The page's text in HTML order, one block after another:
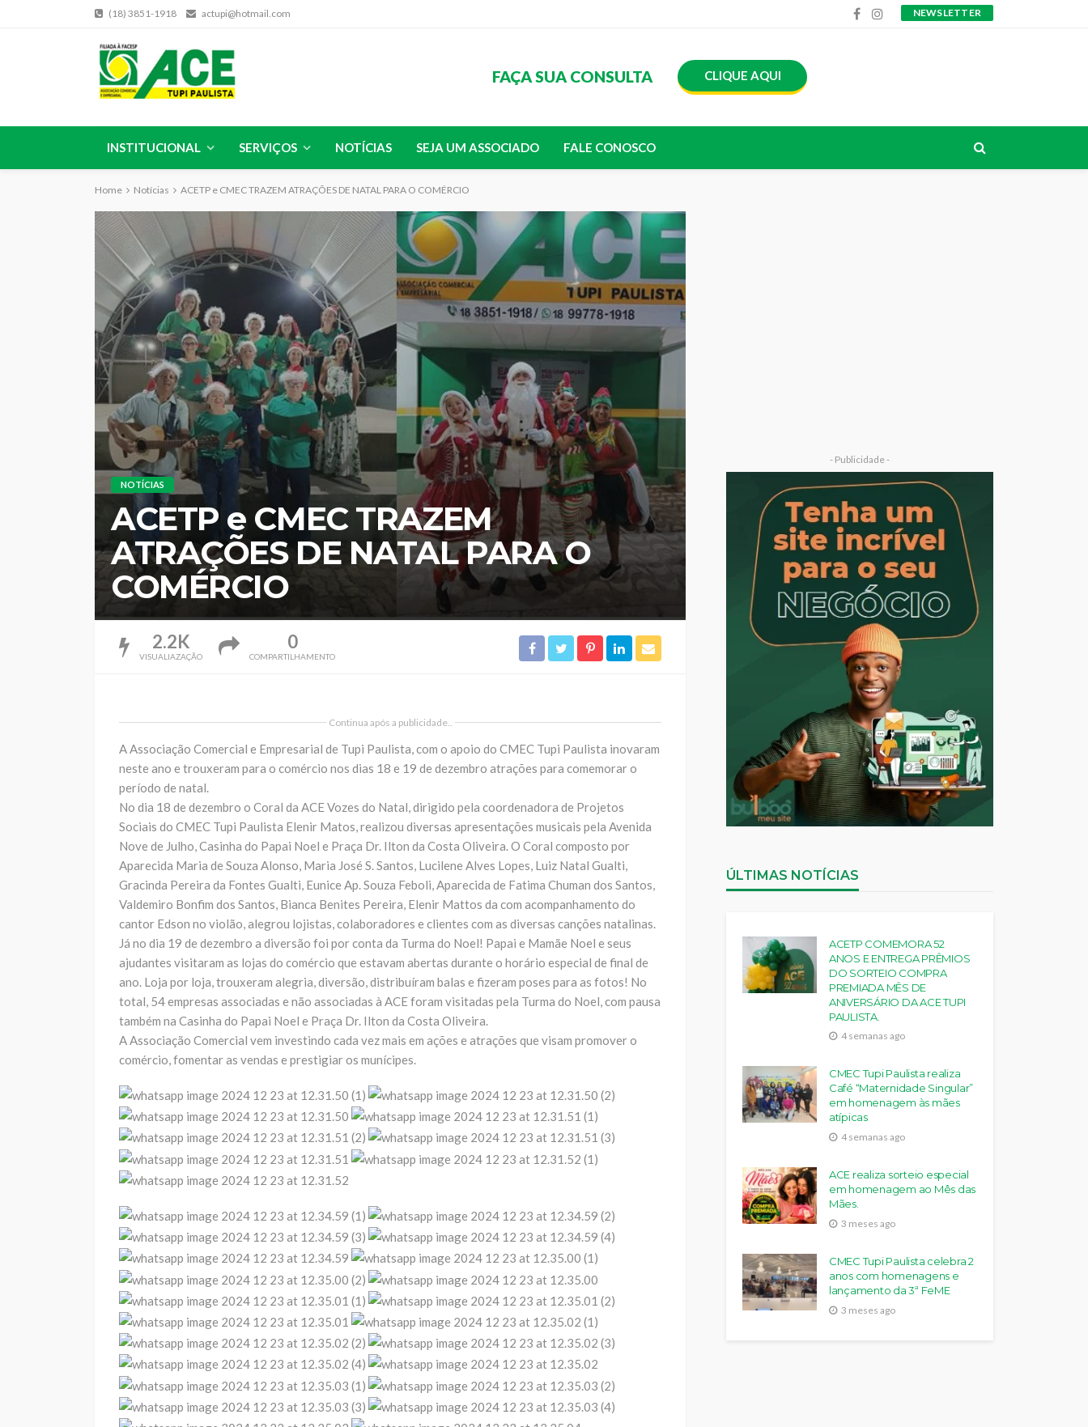
(18) 3851-1918 actupi@hotmail.com NEWSLETTER
FAÇA SUA CONSULTA CLIQUE AQUI
INSTITUCIONAL SERVIÇOS NOTÍCIAS SEJA UM ASSOCIADO FALE CONOSCO
Home Notícias ACETP e CMEC TRAZEM ATRAÇÕES DE NATAL PARA O COMÉRCIO
NOTÍCIAS
ACETP e CMEC TRAZEM
ATRAÇÕES DE NATAL PARA O
COMÉRCIO
2.2K
VISUALIAZAÇÃO
0
COMPARTILHAMENTO
Continua após a publicidade..
A Associação Comercial e Empresarial de Tupi Paulista, com o apoio do CMEC Tupi Paulista inovaram
neste ano e trouxeram para o comércio nos dias 18 e 19 de dezembro atrações para comemorar o
período de natal.
No dia 18 de dezembro o Coral da ACE Vozes do Natal, dirigido pela coordenadora de Projetos
Sociais do CMEC Tupi Paulista Elenir Matos, realizou diversas apresentações musicais pela Avenida
Nove de Julho, Casinha do Papai Noel e Praça Dr. Ilton da Costa Oliveira. O Coral composto por
Aparecida Maria de Souza Alonso, Maria José S. Santos, Lucilene Alves Lopes, Luiz Natal Gualti,
Gracinda Pereira da Fontes Gualti, Eunice Ap. Souza Feboli, Aparecida de Fatima Chuman dos Santos,
Valdemiro Bonfim dos Santos, Bianca Benites Pereira, Elenir Mattos da com acompanhamento do
cantor Edson no violão, alegrou lojistas, colaboradores e clientes com as diversas canções natalinas.
Já no dia 19 de dezembro a diversão foi por conta da Turma do Noel! Papai e Mamãe Noel e seus
ajudantes visitaram as lojas do comércio que estavam abertas durante o horário especial de final de
ano. Loja por loja, trouxeram alegria, diversão, distribuíram balas e fizeram poses para as fotos! No
total, 54 empresas associadas e não associadas à ACE foram visitadas pela Turma do Noel, com pausa
também na Casinha do Papai Noel e Praça Dr. Ilton da Costa Oliveira.
A Associação Comercial vem investindo cada vez mais em ações e atrações que visam promover o
comércio, fomentar as vendas e prestigiar os munícipes.
- Publicidade -
ÚLTIMAS NOTÍCIAS
ACETP COMEMORA 52
ANOS E ENTREGA PRÊMIOS
DO SORTEIO COMPRA
PREMIADA MÊS DE
ANIVERSÁRIO DA ACE TUPI
PAULISTA.
4 semanas ago
CMEC Tupi Paulista realiza
Café “Maternidade Singular”
em homenagem às mães
atípicas
4 semanas ago
ACE realiza sorteio especial
em homenagem ao Mês das
Mães.
3 meses ago
CMEC Tupi Paulista celebra 2
anos com homenagens e
lançamento da 3ª FeME
3 meses ago